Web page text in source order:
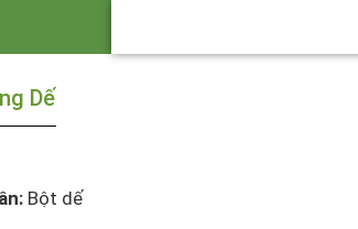
Dế
Bột dế